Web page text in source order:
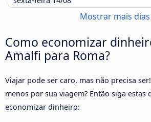
Mostrar mais dias
Como economizar
Amalfi para Roma?
Viajar pode ser caro, mas não precisa
menos por sua viagem? Então siga estas
economizar dinheiro: